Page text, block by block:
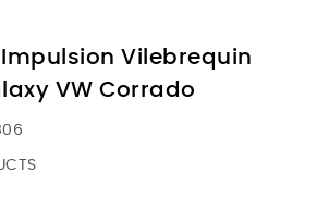
Vilebrequin
VW Corrado